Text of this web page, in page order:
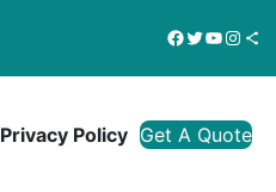
Facebook
TwitterShare
Privacy Policy Get A Quote